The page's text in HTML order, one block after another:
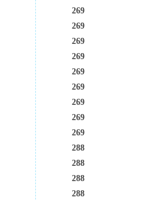
269
269
269
269
269
269
269
269
269
288
288
288
288